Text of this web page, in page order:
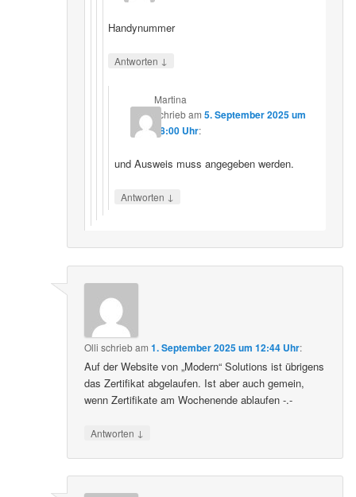
Handynummer
Antworten ↓
Martina
schriebam 5. September 2025 um
18:00 Uhr:
und Ausweis muss angegeben werden.
Antworten ↓
Olli schriebam1. September 2025 um 12:44 Uhr:
Auf der Website von „Modern“ Solutions ist übrigens
das Zertifikat abgelaufen. Ist aber auch gemein,
wenn Zertifikate am Wochenende ablaufen -.-
Antworten ↓